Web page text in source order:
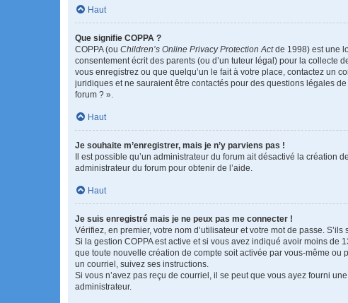
Haut
Que signifie COPPA ?
COPPA (ou Children’s Online Privacy Protection Actde 1998) est une
consentement écrit des parents (ou d’un tuteur légal) pour la collecte
vous enregistrez ou que quelqu’un le fait à votre place, contactez un
juridiques et ne sauraient être contactés pour des questions légales
forum ? ».
Haut
Je souhaite m’enregistrer, mais je n’y parviens pas !
Il est possible qu’un administrateur du forum ait désactivé la création
administrateur du forum pour obtenir de l’aide.
Haut
Je suis enregistré mais je ne peux pas me connecter !
Vérifiez, en premier, votre nom d’utilisateur et votre mot de passe.
Si la gestion COPPA est active et si vous avez indiqué avoir moins
que toute nouvelle création de compte soit activée par vous-même ou
un courriel, suivez ses instructions.
Si vous n’avez pas reçu de courriel, il se peut que vous ayez fourni
administrateur.